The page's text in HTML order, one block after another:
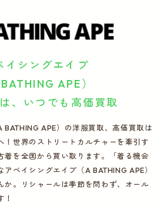
運営会社
お問い合わせ
イシングエイプ
BATHING APE）
、いつでも高価買取
BATHING APE）の洋服買取、高価買取は
！世界のストリートカルチャーを牽引す
着を全国から買い取ります。「着る機会
ベイシングエイプ（A BATHING APE）
か。リシャールは季節を問わず、オール
！